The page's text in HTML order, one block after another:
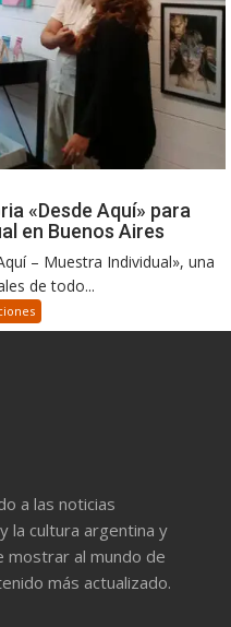
«Desde Aquí» para
en Buenos Aires
– Muestra Individual», una
de todo...
a las noticias
la cultura argentina y
mostrar al mundo de
más actualizado.